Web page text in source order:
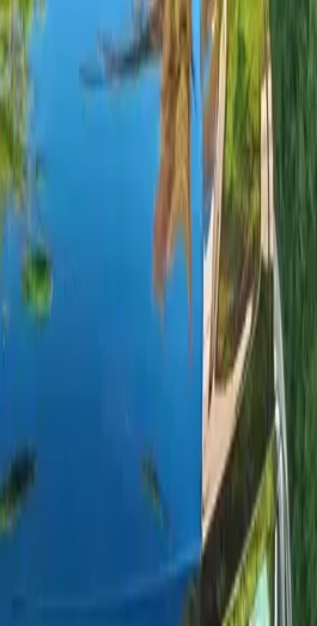
24/7
y potente: el Volkswagen Touareg
tracción total 4MOTION,
de 8 velocidades y tecnología
Matrix, Innovision Cockpit de 15
largos y uso urbano.